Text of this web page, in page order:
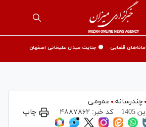
قضایی 🟡 جنایت میدان علیخانی اصفهان
چندرسانه
عمومی
کد خبر: ۴۸۸۷۸۶۲ چاپ